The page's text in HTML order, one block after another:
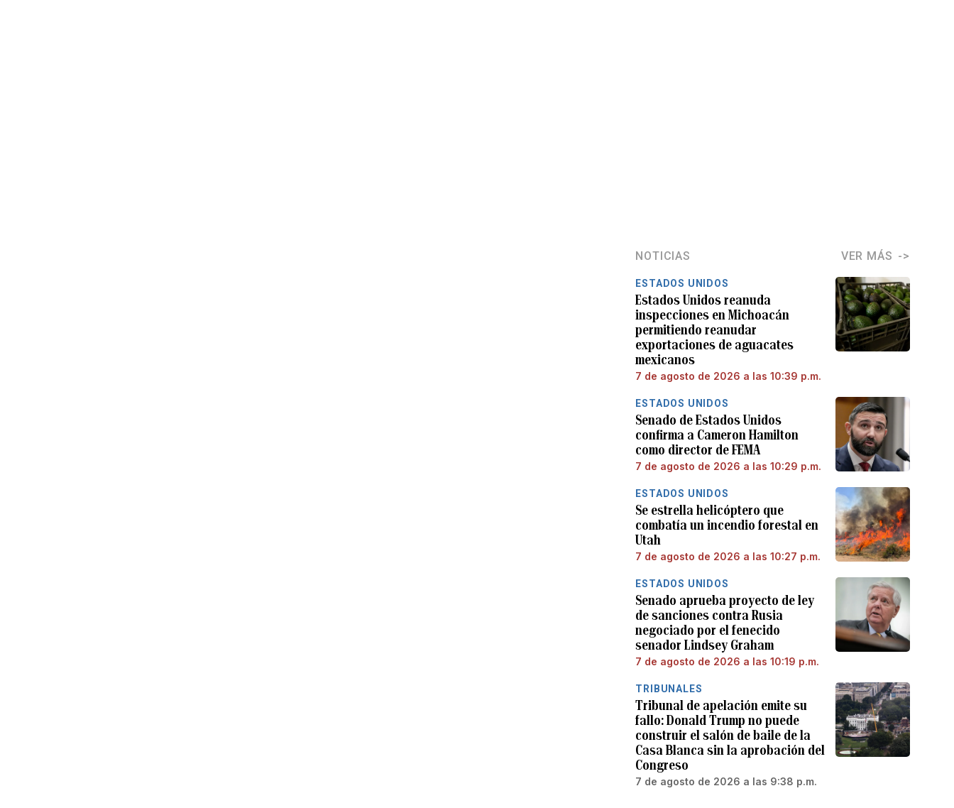
NOTICIAS VER MÁS
ESTADOS UNIDOS
Estados Unidos reanuda
inspecciones en Michoacán
permitiendo reanudar
exportaciones de aguacates
mexicanos
7 de agosto de 2026 a las 10:39 p.m.
ESTADOS UNIDOS
Senado de Estados Unidos
confirma a Cameron Hamilton
como director de FEMA
7 de agosto de 2026 a las 10:29 p.m.
ESTADOS UNIDOS
Se estrella helicóptero que
combatía un incendio forestal en
Utah
7 de agosto de 2026 a las 10:27 p.m.
ESTADOS UNIDOS
Senado aprueba proyecto de ley
de sanciones contra Rusia
negociado por el fenecido
senador Lindsey Graham
7 de agosto de 2026 a las 10:19 p.m.
TRIBUNALES
Tribunal de apelación emite su
fallo: Donald Trump no puede
construir el salón de baile de la
Casa Blanca sin la aprobación del
Congreso
7 de agosto de 2026 a las 9:38 p.m.